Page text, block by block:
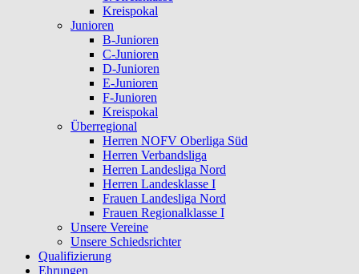
Kreispokal
Junioren
B-Junioren
C-Junioren
D-Junioren
E-Junioren
F-Junioren
Kreispokal
Überregional
Herren NOFV Oberliga Süd
Herren Verbandsliga
Herren Landesliga Nord
Herren Landesklasse I
Frauen Landesliga Nord
Frauen Regionalklasse I
Unsere Vereine
Unsere Schiedsrichter
Qualifizierung
Ehrungen